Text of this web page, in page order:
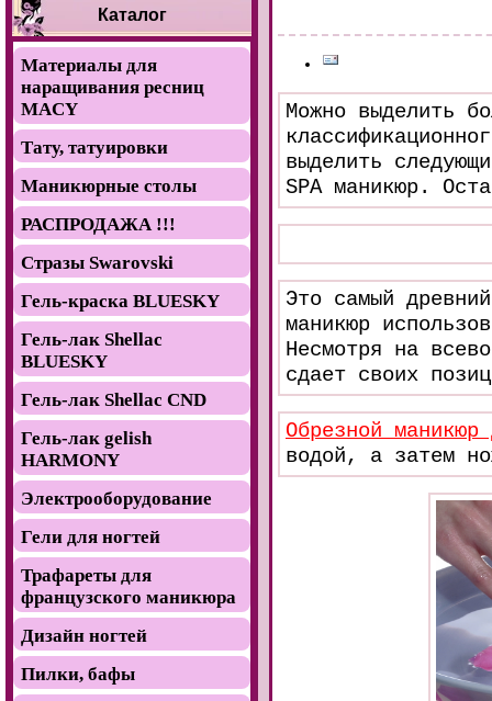
Каталог
Материалы для
наращивания ресниц
MACY
Тату, татуировки
Маникюрные столы
РАСПРОДАЖА !!!
Стразы Swarovski
Гель-краска BLUESKY
Гель-лак Shellac
BLUESKY
Гель-лак Shellac CND
Гель-лак gelish
HARMONY
Электрооборудование
Гели для ногтей
Трафареты для
французского маникюра
Дизайн ногтей
Пилки, бафы
Можно выделить
выделить
SPA маникюр.
Это самый
маникюр
Несмотря на
сдает своих
Обрезной
водой, а затем